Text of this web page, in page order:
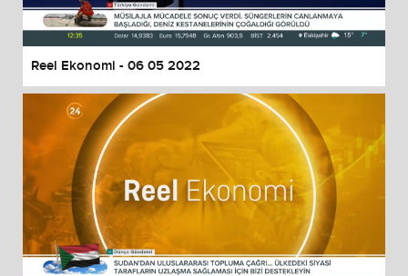
Reel Ekonomi - 06 05 2022